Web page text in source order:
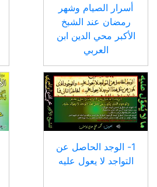
أسرار الصيام وشهر
رمضان عند الشبخ
الأكبر محي الدين ابن
العربي
1- الوجد الحاصل عن
التواجد لا يعول عليه